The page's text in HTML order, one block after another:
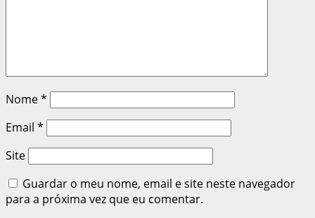
Nome*
Email *
Site
Guardar o meu nome, email e site neste navegador
para a próxima vez que eu comentar.